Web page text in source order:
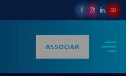
ASSOCIAR